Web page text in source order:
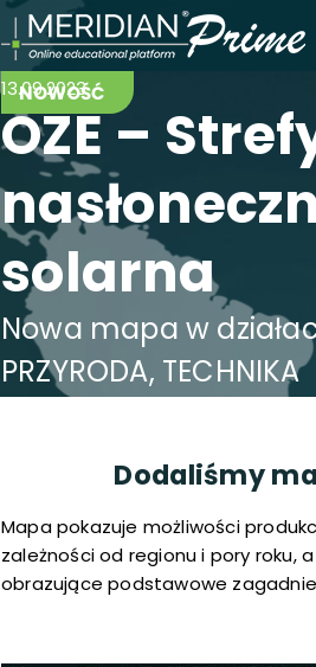
NOWOŚĆ
13.09.2023
OZE –
solarna
Nowa mapa w
PRZYRODA, TECHNIKA
Dodaliśmy
Mapa pokazuje możliwości
zależności od regionu i pory roku,
obrazujące podstawowe